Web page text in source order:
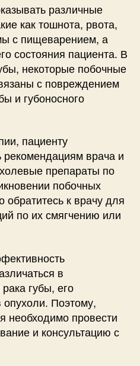
различные
как тошнота, рвота,
с пищеварением, а
состояния пациента. В
некоторые побочные
с повреждением
и губоносного
пациенту
врача и
препараты по
побочных
к врачу для
по их смягчению или
в
губы, его
опухоли. Поэтому,
необходимо провести
и консультацию с